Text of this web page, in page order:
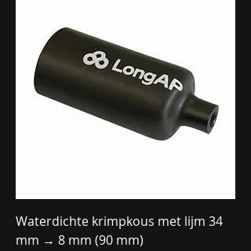
Waterdichte krimpkous met lijm 34
mm → 8 mm (90 mm)